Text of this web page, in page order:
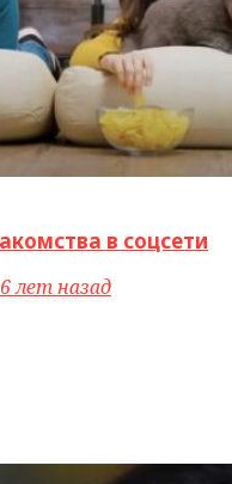
в соцсети
6 лет назад